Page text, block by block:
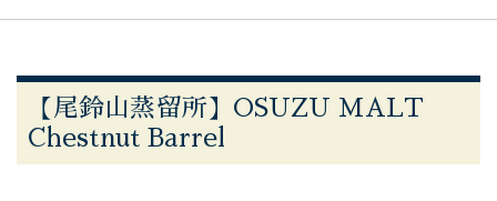
【尾鈴山蒸留所】OSUZU MALT
Chestnut Barrel